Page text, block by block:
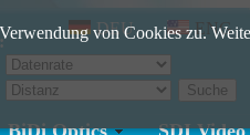
von Cookies zu.ENG
DEU
BiDi Optics SDI Video